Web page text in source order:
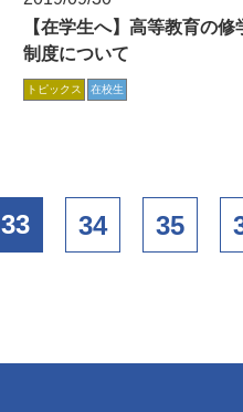
【在学生へ】高等教育の修
制度について
トピックス 在校生
33 34 35